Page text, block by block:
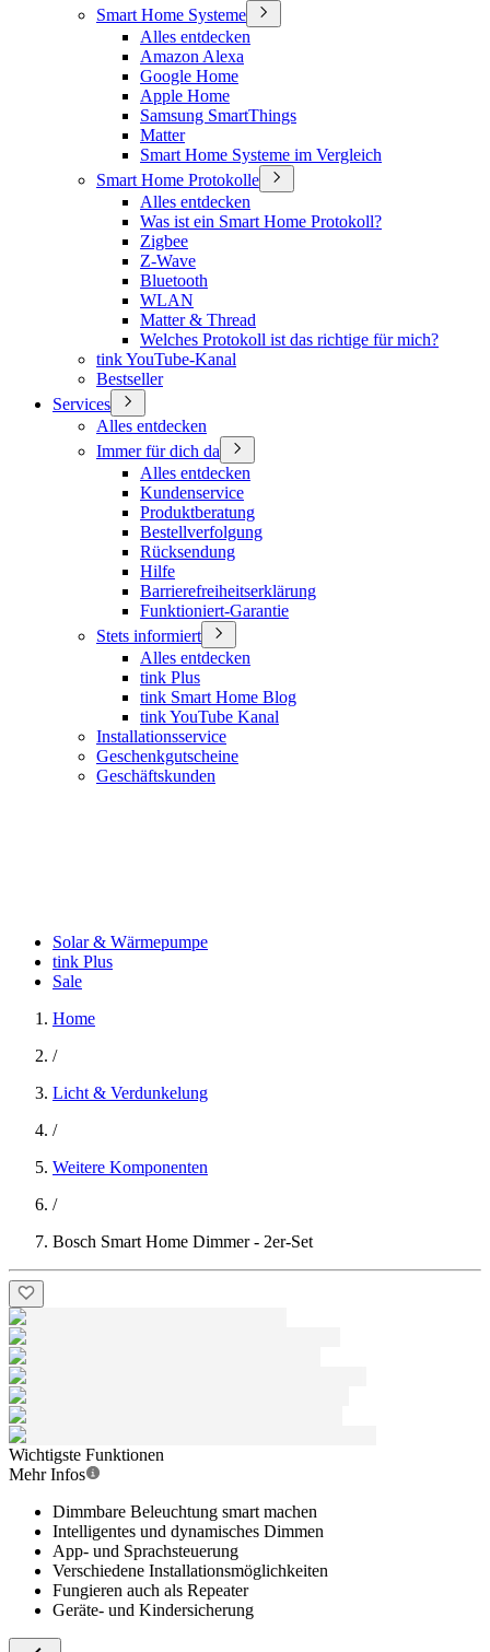
Smart Home Systeme
Alles entdecken
Amazon Alexa
Google Home
Apple Home
Samsung SmartThings
Matter
Smart Home Systeme im Vergleich
Smart Home Protokolle
Alles entdecken
Was ist ein Smart Home Protokoll?
Zigbee
Z-Wave
Bluetooth
WLAN
Matter & Thread
Welches Protokoll ist das richtige für mich?
tink YouTube-Kanal
Bestseller
Services
Alles entdecken
Immer für dich da
Alles entdecken
Kundenservice
Produktberatung
Bestellverfolgung
Rücksendung
Hilfe
Barrierefreiheitserklärung
Funktioniert-Garantie
Stets informiert
Alles entdecken
tink Plus
tink Smart Home Blog
tink YouTube Kanal
Installationsservice
Geschenkgutscheine
Geschäftskunden
Solar & Wärmepumpe
tink Plus
Sale
Home
/
Licht & Verdunkelung
/
Weitere Komponenten
/
Bosch Smart Home Dimmer - 2er-Set
Wichtigste Funktionen
Mehr Infos
Dimmbare Beleuchtung smart machen
Intelligentes und dynamisches Dimmen
App- und Sprachsteuerung
Verschiedene Installationsmöglichkeiten
Fungieren auch als Repeater
Geräte- und Kindersicherung